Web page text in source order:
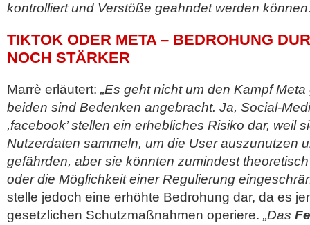
kontrolliert und Verstöße geahndet werden
TIKTOK ODER META – BEDROHUNG
NOCH STÄRKER
Marrè erläutert: „Es geht nicht um den Kampf Meta
beiden sind Bedenken angebracht. Ja, Social-
,facebook’ stellen ein erhebliches Risiko dar, weil
Nutzerdaten sammeln, um die User auszunutzen
gefährden, aber sie könnten zumindest
oder die Möglichkeit einer Regulierung
stelle jedoch eine erhöhte Bedrohung dar, da es
gesetzlichen Schutzmaßnahmen operiere. „Das